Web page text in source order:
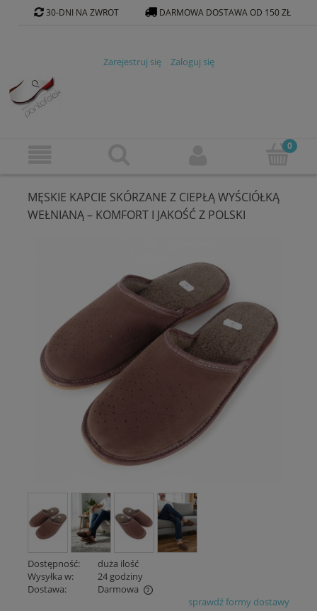
Zarejestruj się Zaloguj się
30-DNI NA ZWROT DARMOWA DOSTAWA OD 150 ZŁ
MĘSKIE KAPCIE SKÓRZANE Z CIEPŁĄ WYŚCIÓŁKĄ
WEŁNIANĄ – KOMFORT I JAKOŚĆ Z POLSKI
Dostępność:
duża ilość
Wysyłka w:
24 godziny
Dostawa:
Darmowa
Cena nie zawiera ewentualnych kosztów płatności
sprawdź formy dostawy